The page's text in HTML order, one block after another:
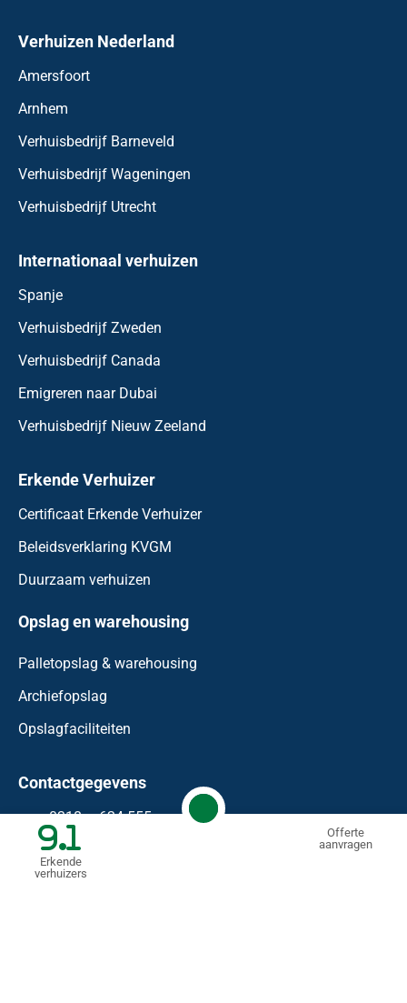
Verhuizen Nederland
Amersfoort
Arnhem
Verhuisbedrijf Barneveld
Verhuisbedrijf Wageningen
Verhuisbedrijf Utrecht
Internationaal verhuizen
Spanje
Verhuisbedrijf Zweden
Verhuisbedrijf Canada
Emigreren naar Dubai
Verhuisbedrijf Nieuw Zeeland
Erkende Verhuizer
Certificaat Erkende Verhuizer
Beleidsverklaring KVGM
Duurzaam verhuizen
Opslag en warehousing
Palletopslag & warehousing
Archiefopslag
Opslagfaciliteiten
Contactgegevens
0318 – 624 555
info@waaijenberg.nl
Bonnetstraat 59
9.1
Erkende
verhuizers
Offerte
aanvragen